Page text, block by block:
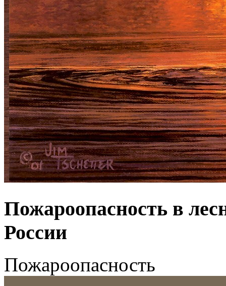
Пожароопасность в
России
Пожароопасность